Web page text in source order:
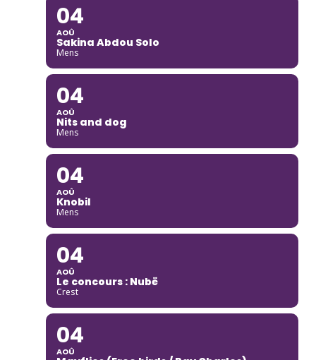
04
AOÛ
Sakina Abdou Solo
Mens
04
AOÛ
Nits and dog
Mens
04
AOÛ
Knobil
Mens
04
AOÛ
Le concours : Nubë
Crest
04
AOÛ